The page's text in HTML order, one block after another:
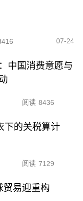
07-24
中国消费意愿与
阅读 8436
下的关税算计
阅读 7129
贸易迎重构